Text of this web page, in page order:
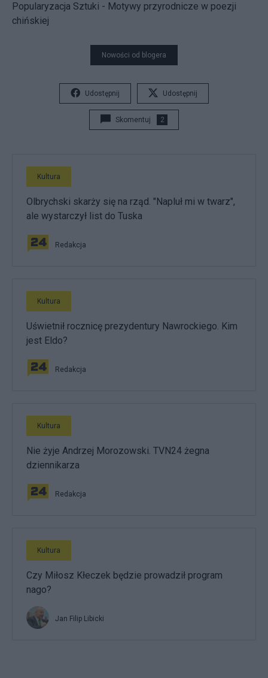
Popularyzacja Sztuki - Motywy przyrodnicze w poezji
chińskiej
Nowości od blogera
Udostępnij Udostępnij
Skomentuj 2
Kultura
Olbrychski skarży się na rząd. "Napluł mi w twarz",
ale wystarczył list do Tuska
Redakcja
Kultura
Uświetnił rocznicę prezydentury Nawrockiego. Kim
jest Eldo?
Redakcja
Kultura
Nie żyje Andrzej Morozowski. TVN24 żegna
dziennikarza
Redakcja
Kultura
Czy Miłosz Kłeczek będzie prowadził program
nago?
Jan Filip Libicki